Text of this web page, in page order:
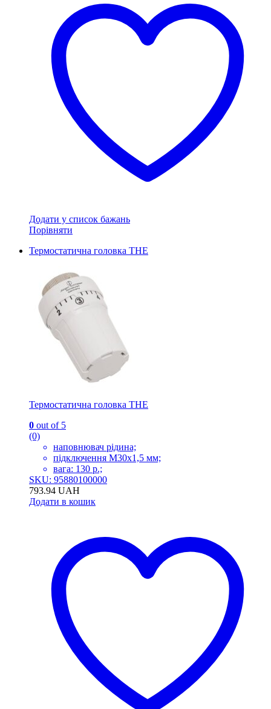
Додати у список бажань
Порівняти
Термостатична головка THE
Термостатична головка THE
0 out of 5
(0)
наповнювач рідина;
підключення M30x1,5 мм;
вага: 130 р.;
SKU: 95880100000
793.94 UAH
Додати в кошик